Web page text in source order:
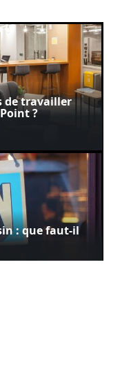
de travailler
?
: que faut-il